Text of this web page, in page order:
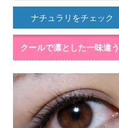
ナチュラリをチェック
クールで凛とした一味違